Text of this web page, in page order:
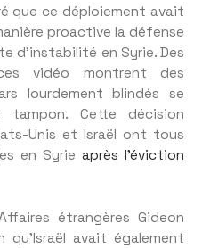
que ce déploiement avait
proactive la défense
d’instabilité en Syrie. Des
vidéo montrent des
lourdement blindés se
Cette décision
Unis et Israël ont tous
en Syrie après l’éviction
étrangères Gideon
avait également